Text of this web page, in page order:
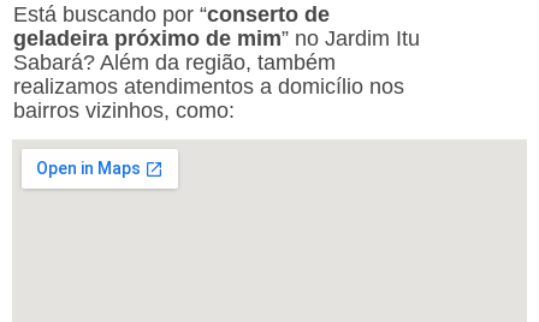
Está buscando por “conserto de
geladeira próximo de mim” no Jardim Itu
Sabará? Além da região, também
realizamos atendimentos a domicílio nos
bairros vizinhos, como: